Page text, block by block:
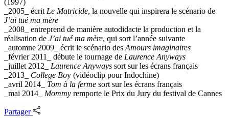
(1997)
_2005_ écrit Le Matricide, la nouvelle qui inspirera le scénario de
J’ai tué ma mère
_2008_ entreprend de manière autodidacte la production et la
réalisation de J’ai tué ma mère, qui sort l’année suivante
_automne 2009_ écrit le scénario des Amours imaginaires
_février 2011_ débute le tournage de Laurence Anyways
_juillet 2012_ Laurence Anyways sort sur les écrans français
_2013_ College Boy (vidéoclip pour Indochine)
_avril 2014_ Tom à la ferme sort sur les écrans français
_mai 2014_ Mommy remporte le Prix du Jury du festival de Cannes
Partager